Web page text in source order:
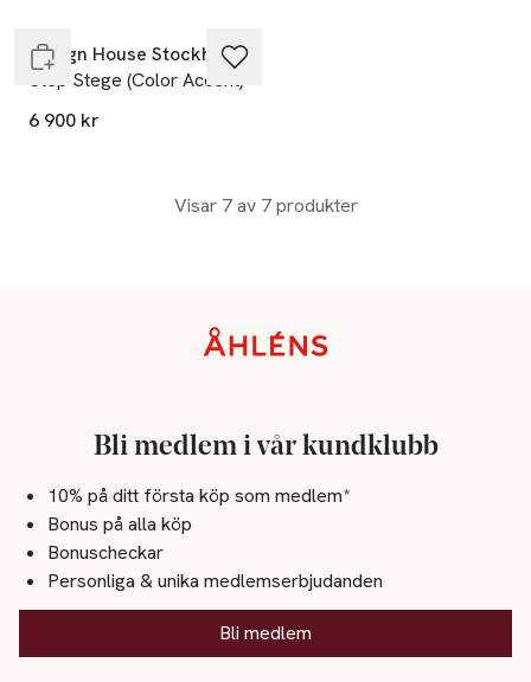
Design House Stockholm
Step Stege (Color Accent)
6 900 kr
Visar 7 av 7 produkter
Bli medlem i vår kundklubb
10% på ditt första köp som medlem*
Bonus på alla köp
Bonuscheckar
Personliga & unika medlemserbjudanden
Bli medlem